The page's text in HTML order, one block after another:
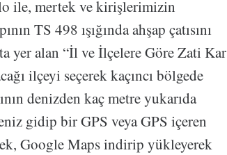
ile, mertek ve kirişlerimizin
TS 498 ışığında ahşap çatısını
yer alan “İl ve İlçelere Göre Zati Kar
ilçeyi seçerek kaçıncı bölgede
denizden kaç metre yukarıda
gidip bir GPS veya GPS içeren
Google Maps indirip yükleyerek